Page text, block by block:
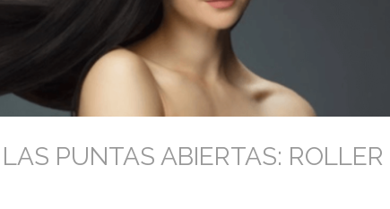
PUNTAS ABIERTAS: ROLLER